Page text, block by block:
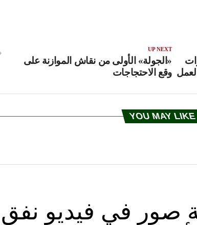
UP NEXT
«الجولة» الأولى من نقاش الموازنة على
وقع الاحتجاجات
YOU MAY LIKE
صور في فيديو نفق